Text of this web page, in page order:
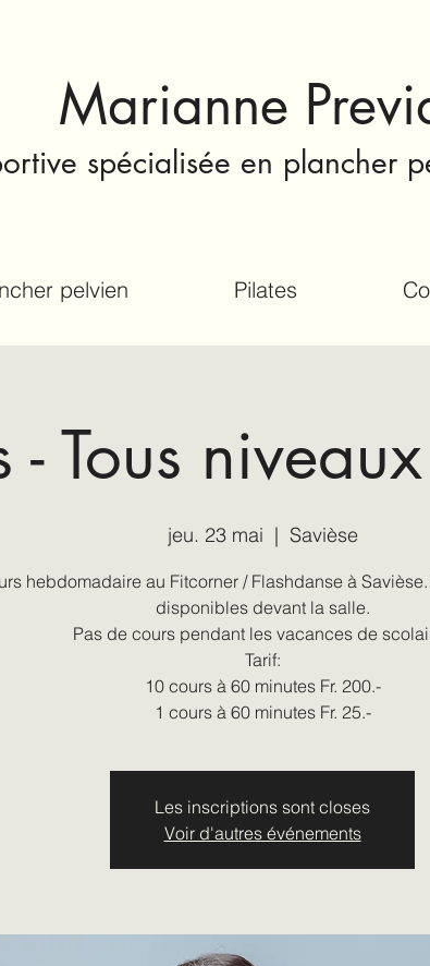
Marianne
spécialisée en plancher
pelvien Pilates
- Tous
jeu. 23 mai
  |
Savièse
hebdomadaire au Fitcorner / Flashdanse à
disponibles devant la salle.
Pas de cours pendant les vacances de
Tarif:
10 cours à 60 minutes Fr. 200.-
1 cours à 60 minutes Fr. 25.-
Les inscriptions sont closes
Voir d'autres événements